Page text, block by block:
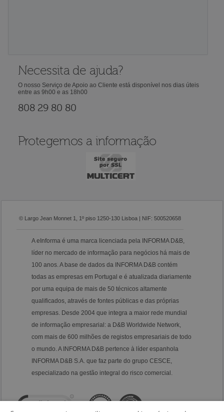
Necessita de ajuda?
O nosso Serviço de Apoio ao Cliente está disponível nos dias úteis
entre as 9h00 e as 18h00
808 29 80 80
Protegemos a informação
© Largo Jean Monnet 1, 1º piso 1250-130 Lisboa | NIF: 500520658
A eInforma é uma marca licenciada pela INFORMA D&B,
líder no mercado de informação para negócios há mais de
100 anos. A base de dados da INFORMA D&B contém
todas as empresas em Portugal e é atualizada diariamente
por uma equipa de mais de 50 técnicos altamente
qualificados, através de fontes públicas e das próprias
empresas. Desde 2004 que integra a maior rede mundial
de informação empresarial: a D&B Worldwide Network,
com mais de 600 milhões de registos empresariais de todo
o mundo. A INFORMA D&B pertence à líder espanhola
INFORMA D&B S.A. que faz parte do grupo CESCE,
especializado na gestão integral do risco comercial.